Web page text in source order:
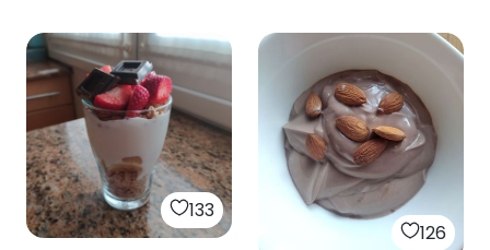
133
126